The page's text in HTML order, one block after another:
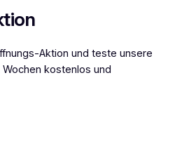
Aktion und teste unsere
kostenlos und